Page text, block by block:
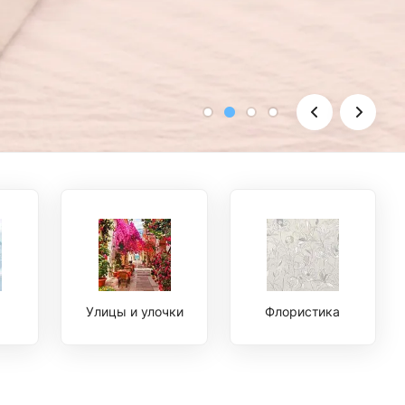
Улицы и улочки Флористика